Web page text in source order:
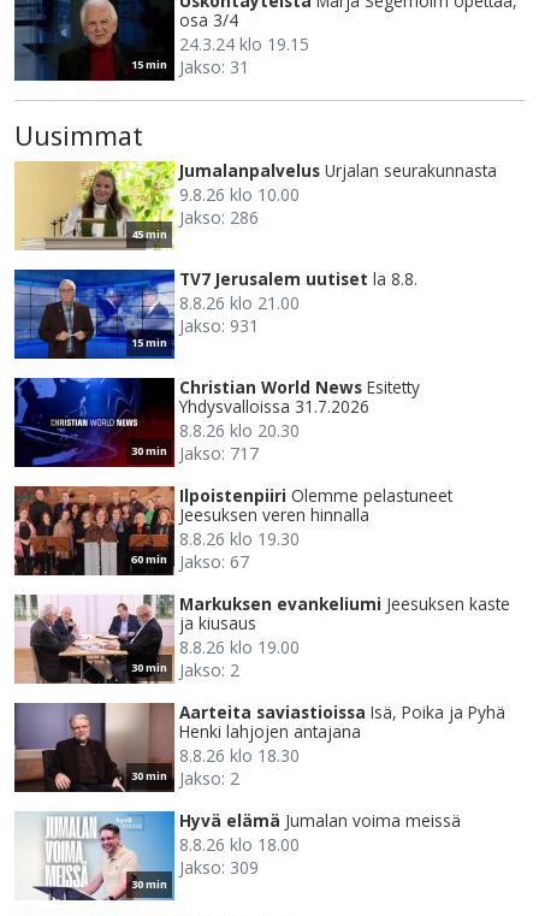
15 min
osa 3/4
24.3.24 klo 19.15
Jakso: 31
Uusimmat
45 min
Jumalanpalvelus Urjalan seurakunnasta
9.8.26 klo 10.00
Jakso: 286
15 min
TV7 Jerusalem uutiset la 8.8.
8.8.26 klo 21.00
Jakso: 931
30 min
Christian World News Esitetty
Yhdysvalloissa 31.7.2026
8.8.26 klo 20.30
Jakso: 717
60 min
Ilpoistenpiiri Olemme pelastuneet
Jeesuksen veren hinnalla
8.8.26 klo 19.30
Jakso: 67
30 min
Markuksen evankeliumi Jeesuksen kaste
ja kiusaus
8.8.26 klo 19.00
Jakso: 2
30 min
Aarteita saviastioissa Isä, Poika ja Pyhä
Henki lahjojen antajana
8.8.26 klo 18.30
Jakso: 2
30 min
Hyvä elämä Jumalan voima meissä
8.8.26 klo 18.00
Jakso: 309